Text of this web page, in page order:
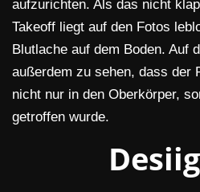
aufzurichten. Als das nicht
Takeoff liegt auf den Fotos
Blutlache auf dem Boden. Auf
außerdem zu sehen, dass der
nicht nur in den Oberkörper,
getroffen wurde.